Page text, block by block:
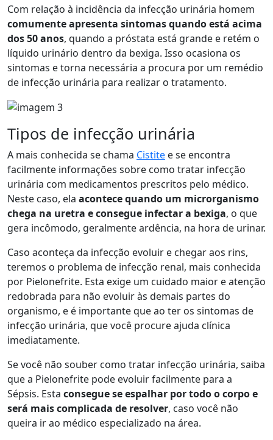
Com relação à incidência da infecção urinária homem
comumente apresenta sintomas quando está acima
dos 50 anos, quando a próstata está grande e retém o
líquido urinário dentro da bexiga. Isso ocasiona os
sintomas e torna necessária a procura por um remédio
de infecção urinária para realizar o tratamento.
Tipos de infecção urinária
A mais conhecida se chama Cistite e se encontra
facilmente informações sobre como tratar infecção
urinária com medicamentos prescritos pelo médico.
Neste caso, ela acontece quando um microrganismo
chega na uretra e consegue infectar a bexiga, o que
gera incômodo, geralmente ardência, na hora de urinar.
Caso aconteça da infecção evoluir e chegar aos rins,
teremos o problema de infecção renal, mais conhecida
por Pielonefrite. Esta exige um cuidado maior e atenção
redobrada para não evoluir às demais partes do
organismo, e é importante que ao ter os sintomas de
infecção urinária, que você procure ajuda clínica
imediatamente.
Se você não souber como tratar infecção urinária, saiba
que a Pielonefrite pode evoluir facilmente para a
Sépsis. Esta consegue se espalhar por todo o corpo e
será mais complicada de resolver, caso você não
queira ir ao médico especializado na área.